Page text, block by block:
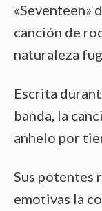
«Seventeen»
canción de
naturaleza
Escrita
banda, la
anhelo por
Sus potentes
emotivas la